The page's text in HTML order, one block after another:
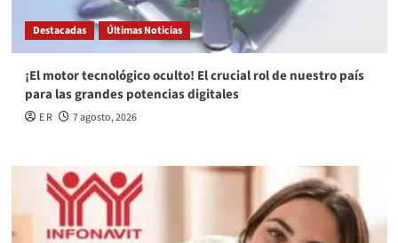
Destacadas Últimas Noticias
¡El motor tecnológico oculto! El crucial rol de nuestro país
para las grandes potencias digitales
E R 7 agosto, 2026